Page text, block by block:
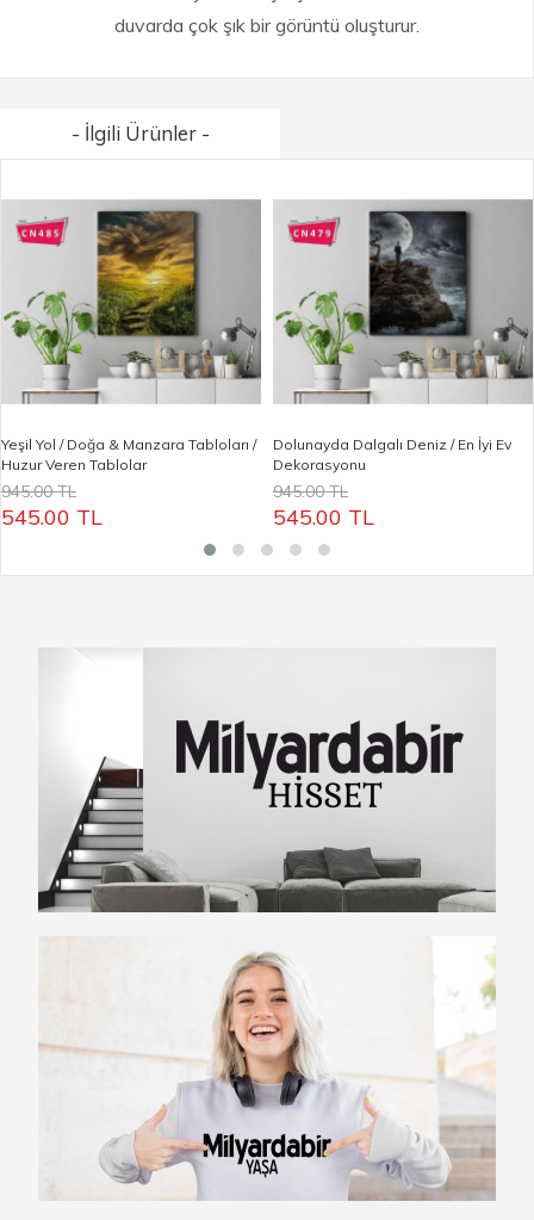
duvarda çok şık bir görüntü oluşturur.
- İlgili Ürünler -
Yeşil Yol / Doğa & Manzara Tabloları /
Huzur Veren Tablolar
945.00 TL
545.00 TL
Dolunayda Dalgalı Deniz / En İyi Ev
Dekorasyonu
945.00 TL
545.00 TL